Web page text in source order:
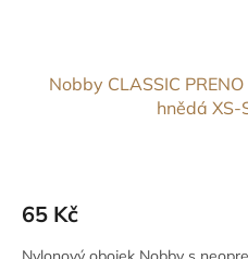
Nobby CLASSIC
hnědá
65 Kč